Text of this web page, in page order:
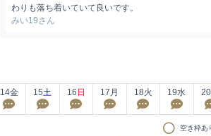
わりも落ち着いていて良いです。
みい19さん
14金 15土 16 日 17 月 18火 19水 20
空き枠あ